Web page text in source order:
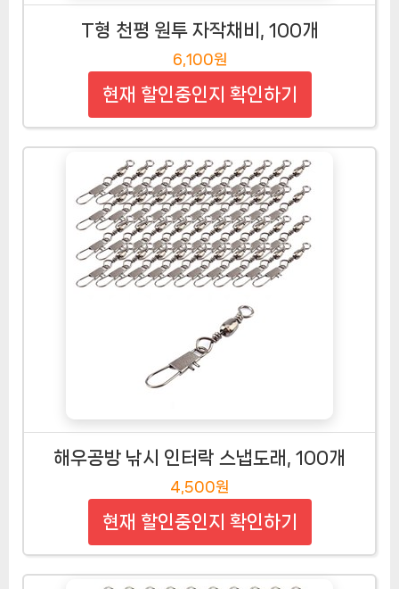
T형 천평 원투 자작채비, 100개
6,100원
현재 할인중인지 확인하기
해우공방 낚시 인터락 스냅도래, 100개
4,500원
현재 할인중인지 확인하기